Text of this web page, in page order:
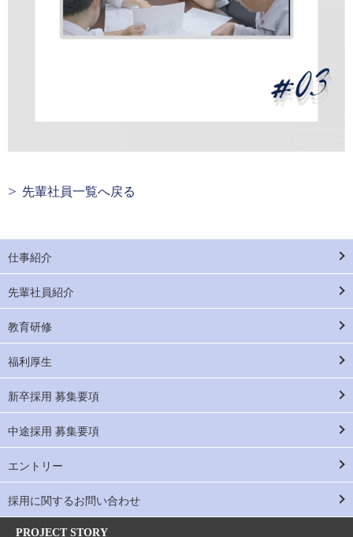
仕事紹介
先輩社員紹介
教育研修
福利厚生
新卒採用 募集要項
中途採用 募集要項
エントリー
採用に関するお問い合わせ
先輩社員一覧へ戻る
PROJECT STORY